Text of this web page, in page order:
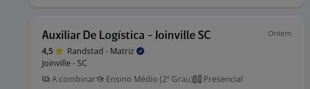
Auxiliar De Logística - Joinville SC Ontem
4,5 Randstad - Matriz
Joinville - SC
A combinar
Ensino Médio (2º Grau)
Presencial